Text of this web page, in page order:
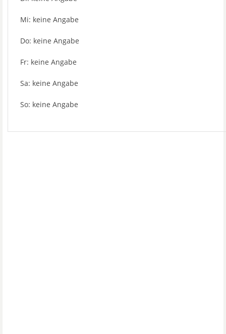
Mi: keine Angabe
Do: keine Angabe
Fr: keine Angabe
Sa: keine Angabe
So: keine Angabe